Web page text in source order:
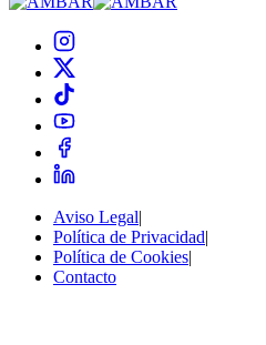
Aviso Legal|
Política de Privacidad|
Política de Cookies|
Contacto